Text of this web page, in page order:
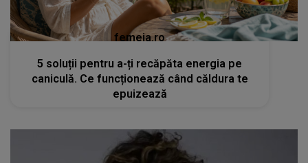
femeia.ro
5 soluții pentru a-ți recăpăta energia pe
caniculă. Ce funcționează când căldura te
epuizează